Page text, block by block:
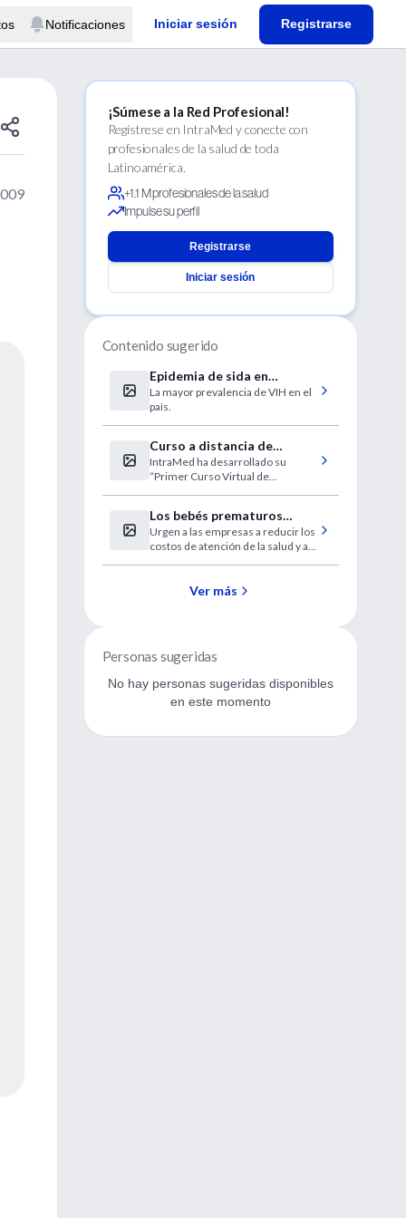
Notificaciones Iniciar sesión Registrarse
¡Súmese a la Red Profesional!
Regístrese en IntraMed y conecte con
profesionales de la salud de toda
Latinoamérica.
+1.1 M profesionales de la salud
Impulse su perfil
Registrarse
Iniciar sesión
Contenido sugerido
Epidemia de sida en
Washington
La mayor prevalencia de VIH en el
país.
Curso a distancia de
Electrocardiografía Básica
en IntraMed
IntraMed ha desarrollado su
“Primer Curso Virtual de
Los bebés prematuros
conllevan los costos más
altos
Urgen a las empresas a reducir los
costos de atención de la salud y a
Ver más
Personas sugeridas
No hay personas sugeridas disponibles
en este momento